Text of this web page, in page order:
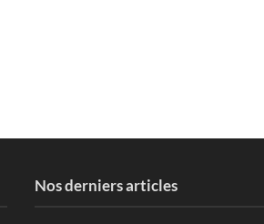
Nos derniers articles